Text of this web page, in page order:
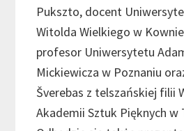
Pukszto, docent
Witolda Wielkiego w
profesor Uniwersytetu
Mickiewicza w Poznaniu
Šverebas z telszańskiej filii
Akademii Sztuk Pięknych w